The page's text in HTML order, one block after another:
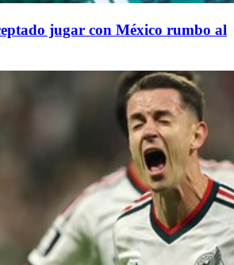
jugar con México rumbo al